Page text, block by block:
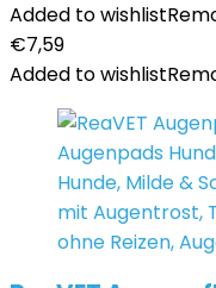
Added to wishlist
€7,59
Added to wishlist